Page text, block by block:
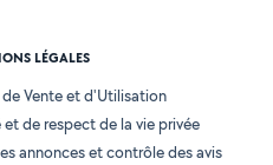
LÉGALES
Vente et d'Utilisation
de respect de la vie privée
annonces et contrôle des avis